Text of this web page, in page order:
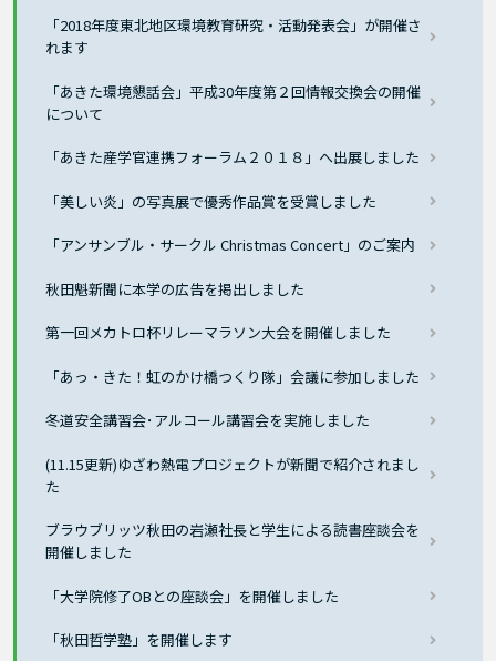
「2018年度東北地区環境教育研究・活動発表会」が開催さ
れます
「あきた環境懇話会」平成30年度第２回情報交換会の開催
について
「あきた産学官連携フォーラム２０１８」へ出展しました
「美しい炎」の写真展で優秀作品賞を受賞しました
「アンサンブル・サークル Christmas Concert」のご案内
秋田魁新聞に本学の広告を掲出しました
第一回メカトロ杯リレーマラソン大会を開催しました
「あっ・きた！虹のかけ橋つくり隊」会議に参加しました
冬道安全講習会･アルコール講習会を実施しました
(11.15更新)ゆざわ熱電プロジェクトが新聞で紹介されまし
た
ブラウブリッツ秋田の岩瀬社長と学生による読書座談会を
開催しました
「大学院修了OBとの座談会」を開催しました
「秋田哲学塾」を開催します